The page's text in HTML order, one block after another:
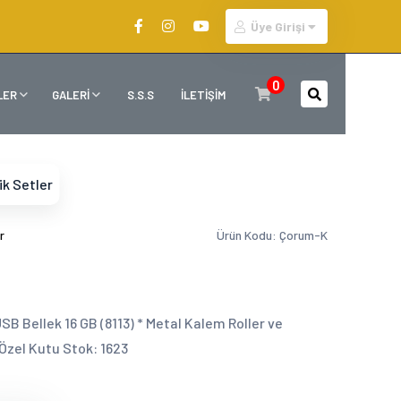
Üye Girişi
GALERİ S.S.S İLETİŞİM
0
Setler
Ürün Kodu: Çorum-K
Bellek 16 GB (8113) * Metal Kalem Roller ve
Kutu Stok: 1623